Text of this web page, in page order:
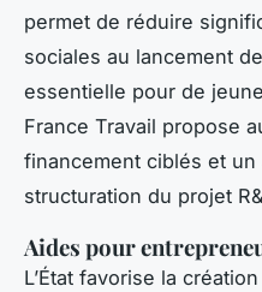
permet de réduire
sociales au lancement
essentielle pour de
France Travail propose
financement ciblés et un
structuration du projet
Aides pour
L’État favorise la